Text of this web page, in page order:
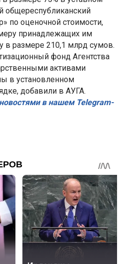
общереспубликанский
по оценочной стоимости,
принадлежащих им
размере 210,1 млрд сумов.
фонд Агентства
активами
в установленном
добавили в АУГА.
в нашем Telegram-